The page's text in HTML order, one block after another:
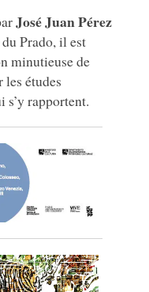
José Juan Pérez
Prado, il est
minutieuse de
études
s’y rapportent.